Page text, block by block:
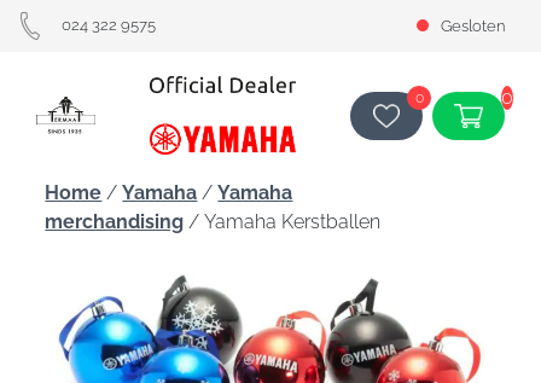
024 322 9575 Gesloten
0 0
Home /Yamaha /Yamaha
merchandising / Yamaha Kerstballen